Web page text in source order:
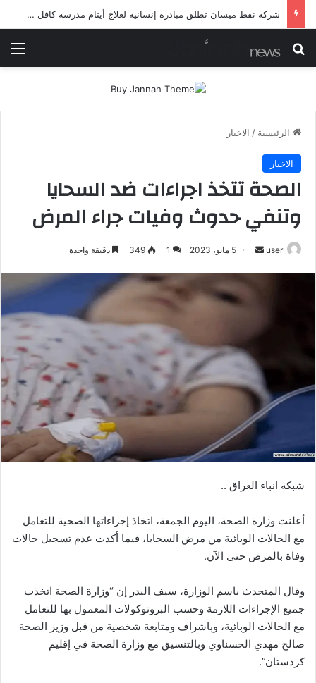
شرطة ميسان تلقي القبض على مطلقي العيارات النارية أثناء تشييع جنائزي في العمارة
بحث عن
الرئيسية / الاخبار
الاخبار
الصحة تتخذ اجراءات ضد السحايا
وتنفي حدوث وفيات جراء المرض
user
أرسل
إلكترونيا
5 مايو، 2023 1
349 دقيقة واحدة
شبكة انباء العراق ..
أعلنت وزارة الصحة، اليوم الجمعة، اتخاذ إجراءاتها الصحية للتعامل
مع الحالات الوبائية من مرض السحايا، فيما أكدت عدم تسجيل حالات
وفاة بالمرض حتى الآن.
وقال المتحدث باسم الوزارة، سيف البدر إن “وزارة الصحة اتخذت
جميع الإجراءات اللازمة وحسب البروتوكولات المعمول بها للتعامل
مع الحالات الوبائية، وباشراف ومتابعة شخصية من قبل وزير الصحة
صالح مهدي الحسناوي وبالتنسيق مع وزارة الصحة في إقليم
كردستان”.